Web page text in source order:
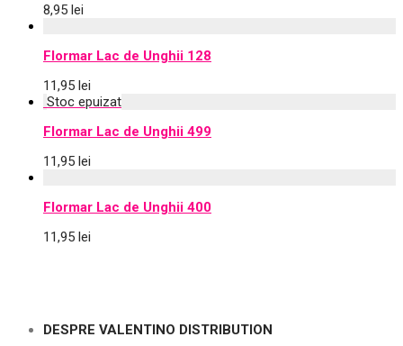
8,95 lei
Flormar Lac de Unghii 128
11,95 lei
Flormar Lac de Unghii 499
11,95 lei
Flormar Lac de Unghii 400
11,95 lei
DESPRE VALENTINO DISTRIBUTION